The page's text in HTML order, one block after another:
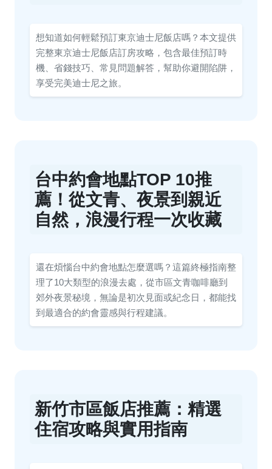
想知道如何輕鬆預訂東京迪士尼飯店嗎？本文提供
完整東京迪士尼飯店訂房攻略，包含最佳預訂時
機、省錢技巧、常見問題解答，幫助你避開陷阱，
享受完美迪士尼之旅。
台中約會地點TOP 10推
薦！從文青、夜景到親近
自然，浪漫行程一次收藏
還在煩惱台中約會地點怎麼選嗎？這篇終極指南整
理了10大類型的浪漫去處，從市區文青咖啡廳到
郊外夜景秘境，無論是初次見面或紀念日，都能找
到最適合的約會靈感與行程建議。
新竹市區飯店推薦：精選
住宿攻略與實用指南